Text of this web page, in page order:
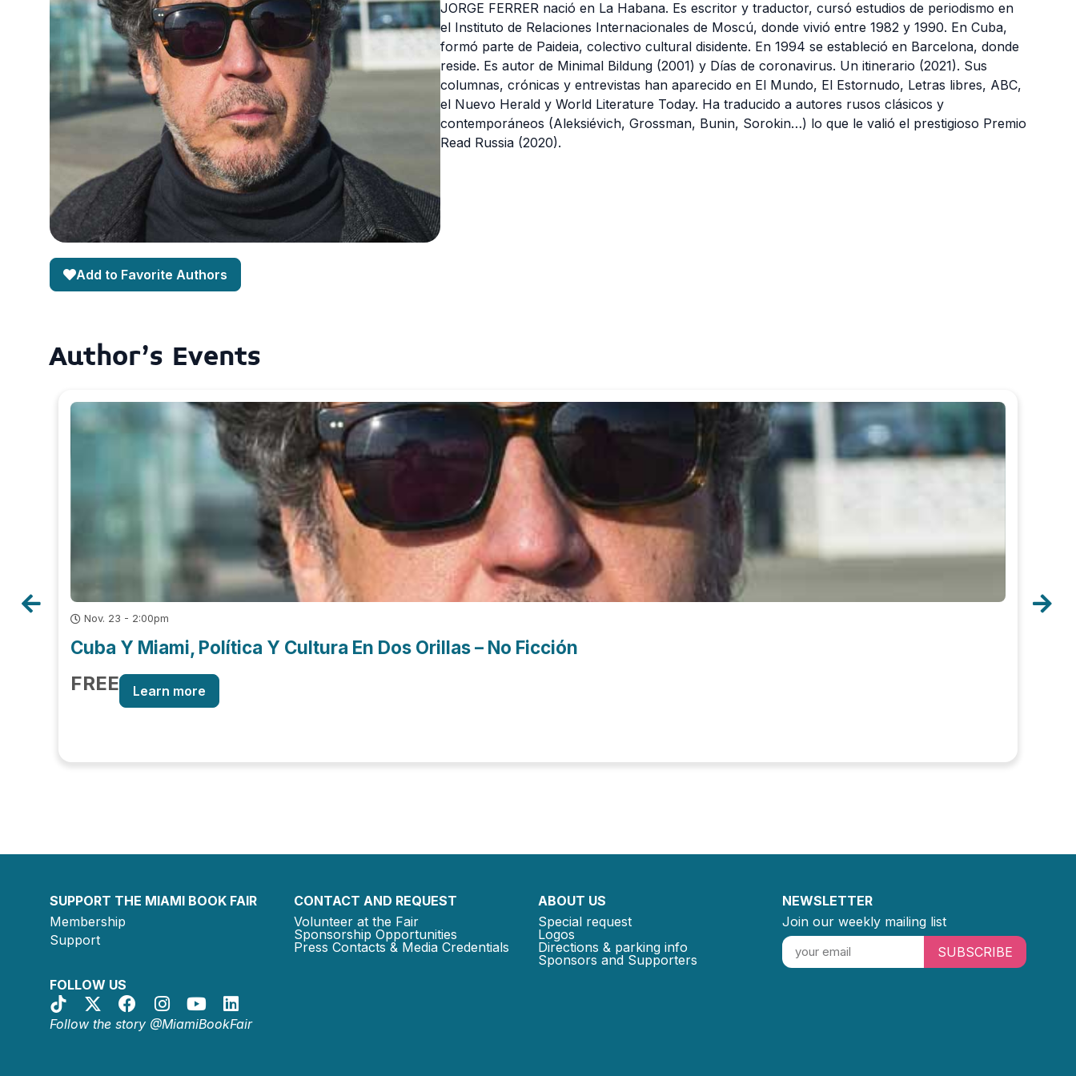
Add to Favorite Authors
JORGE FERRER nació en La Habana. Es escritor y traductor, cursó estudios de periodismo en
el Instituto de Relaciones Internacionales de Moscú, donde vivió entre 1982 y 1990. En Cuba,
formó parte de Paideia, colectivo cultural disidente. En 1994 se estableció en Barcelona, donde
reside. Es autor de Minimal Bildung (2001) y Días de coronavirus. Un itinerario (2021). Sus
columnas, crónicas y entrevistas han aparecido en El Mundo, El Estornudo, Letras libres, ABC,
el Nuevo Herald y World Literature Today. Ha traducido a autores rusos clásicos y
contemporáneos (Aleksiévich, Grossman, Bunin, Sorokin…) lo que le valió el prestigioso Premio
Read Russia (2020).
Author's Events
Nov. 23 - 2:00pm
Cuba Y Miami, Política Y Cultura En Dos Orillas – No Ficción
FREE Learn more
SUPPORT THE MIAMI BOOK FAIR
Membership
Support
FOLLOW US
Follow the story @MiamiBookFair
CONTACT AND REQUEST
Volunteer at the Fair
Sponsorship Opportunities
Press Contacts & Media Credentials
ABOUT US
Special request
Logos
Directions & parking info
Sponsors and Supporters
NEWSLETTER
Join our weekly mailing list
SUBSCRIBE